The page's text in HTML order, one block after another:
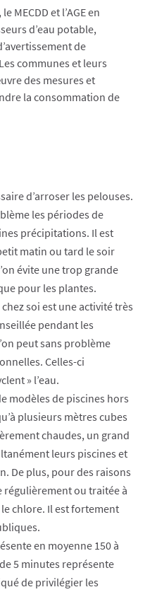
MECDD et l’AGE en
d’eau potable,
de
communes et leurs
des mesures et
la consommation de
d’arroser les pelouses.
les périodes de
précipitations. Il est
matin ou tard le soir
évite une trop grande
pour les plantes.
soi est une activité très
pendant les
peut sans problème
Celles-ci
» l’eau.
modèles de piscines hors
plusieurs mètres cubes
chaudes, un grand
leurs piscines et
De plus, pour des raisons
régulièrement ou traitée à
chlore. Il est fortement
en moyenne 150 à
5 minutes représente
de privilégier les